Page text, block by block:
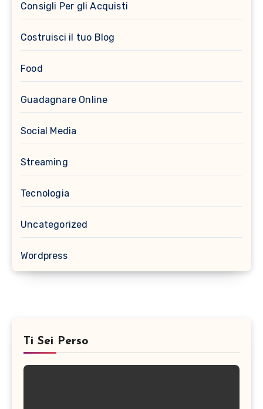
Consigli Per gli Acquisti
Costruisci il tuo Blog
Food
Guadagnare Online
Social Media
Streaming
Tecnologia
Uncategorized
Wordpress
Ti Sei Perso